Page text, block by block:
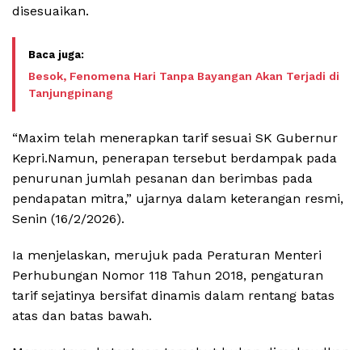
disesuaikan.
Besok, Fenomena Hari Tanpa Bayangan Akan Terjadi di
Tanjungpinang
“Maxim telah menerapkan tarif sesuai SK Gubernur
Kepri.Namun, penerapan tersebut berdampak pada
penurunan jumlah pesanan dan berimbas pada
pendapatan mitra,” ujarnya dalam keterangan resmi,
Senin (16/2/2026).
Ia menjelaskan, merujuk pada Peraturan Menteri
Perhubungan Nomor 118 Tahun 2018, pengaturan
tarif sejatinya bersifat dinamis dalam rentang batas
atas dan batas bawah.